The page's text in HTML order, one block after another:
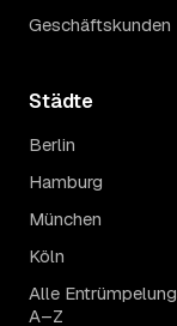
Geschäftskunden
Städte
Berlin
Hamburg
München
Köln
Alle
A–Z